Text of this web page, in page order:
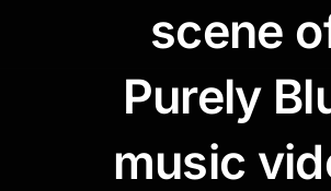
Contact
scene
Purely
music